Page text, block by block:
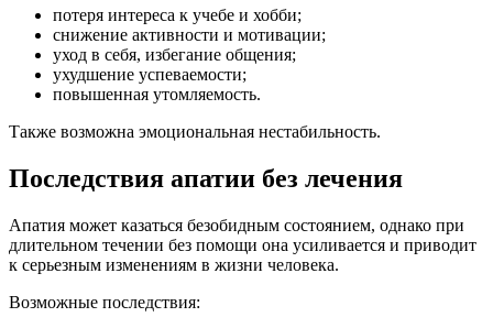
потеря интереса к учебе и хобби;
снижение активности и мотивации;
уход в себя, избегание общения;
ухудшение успеваемости;
повышенная утомляемость.
Также возможна эмоциональная нестабильность.
Последствия апатии без лечения
Апатия может казаться безобидным состоянием, однако при
длительном течении без помощи она усиливается и приводит
к серьезным изменениям в жизни человека.
Возможные последствия: